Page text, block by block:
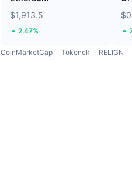
$1,913.5
2.47%
CoinMarketCap Tokenek RELIGN